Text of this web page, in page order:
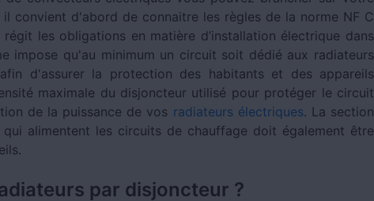
convient d'abord de connaitre les règles de la norme NF C
les obligations en matière d’installation électrique dans
impose qu'au minimum un circuit soit dédié aux radiateurs
d'assurer la protection des habitants et des appareils
maximale du disjoncteur utilisé pour protéger le circuit
de la puissance de vos radiateurs électriques. La section
alimentent les circuits de chauffage doit également être
par disjoncteur ?